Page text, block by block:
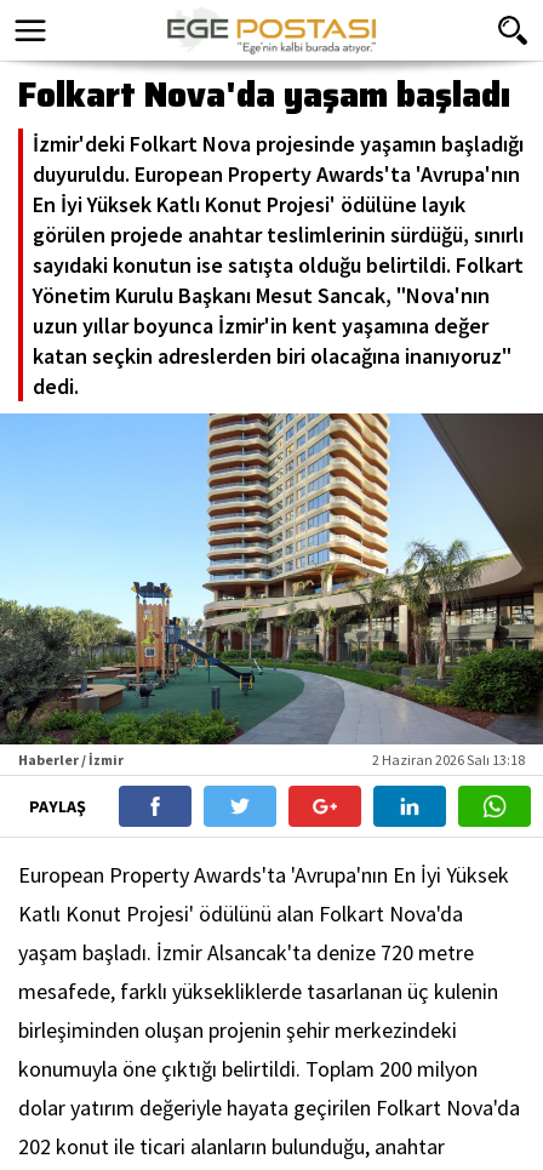
Folkart Nova'da yaşam başladı
İzmir'deki Folkart Nova projesinde yaşamın başladığı
duyuruldu. European Property Awards'ta 'Avrupa'nın
En İyi Yüksek Katlı Konut Projesi' ödülüne layık
görülen projede anahtar teslimlerinin sürdüğü, sınırlı
sayıdaki konutun ise satışta olduğu belirtildi. Folkart
Yönetim Kurulu Başkanı Mesut Sancak, "Nova'nın
uzun yıllar boyunca İzmir'in kent yaşamına değer
katan seçkin adreslerden biri olacağına inanıyoruz"
dedi.
Haberler / İzmir 2 Haziran 2026 Salı 13:18
PAYLAŞ
European Property Awards'ta 'Avrupa'nın En İyi Yüksek
Katlı Konut Projesi' ödülünü alan Folkart Nova'da
yaşam başladı. İzmir Alsancak'ta denize 720 metre
mesafede, farklı yüksekliklerde tasarlanan üç kulenin
birleşiminden oluşan projenin şehir merkezindeki
konumuyla öne çıktığı belirtildi. Toplam 200 milyon
dolar yatırım değeriyle hayata geçirilen Folkart Nova'da
202 konut ile ticari alanların bulunduğu, anahtar